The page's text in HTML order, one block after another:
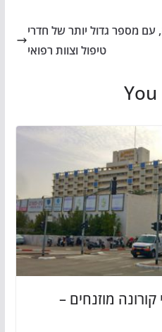
עם מספר גדול יותר של חדרי
טיפול וצוות רפואי
קורונה מוזנחים –